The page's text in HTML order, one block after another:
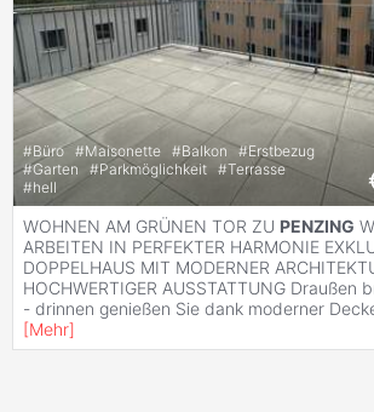
#Büro #Maisonette #Balkon #Erstbezug
#Garten #Parkmöglichkeit #Terrasse
#hell
WOHNEN AM GRÜNEN TOR ZU PENZING
ARBEITEN IN PERFEKTER HARMONIE
DOPPELHAUS MIT MODERNER
HOCHWERTIGER AUSSTATTUNG Draußen
- drinnen genießen Sie dank moderner
[Mehr]